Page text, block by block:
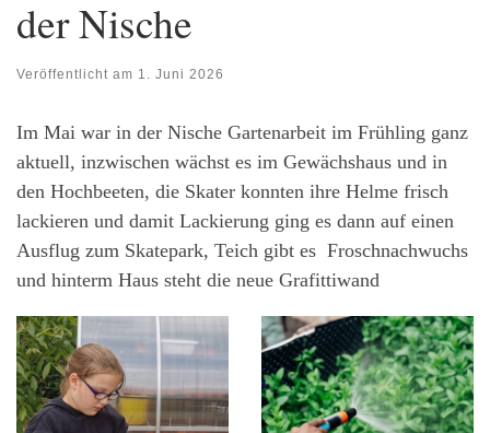
der Nische
Veröffentlicht am 1. Juni 2026
Im Mai war in der Nische Gartenarbeit im Frühling ganz
aktuell, inzwischen wächst es im Gewächshaus und in
den Hochbeeten, die Skater konnten ihre Helme frisch
lackieren und damit Lackierung ging es dann auf einen
Ausflug zum Skatepark, Teich gibt es Froschnachwuchs
und hinterm Haus steht die neue Grafittiwand